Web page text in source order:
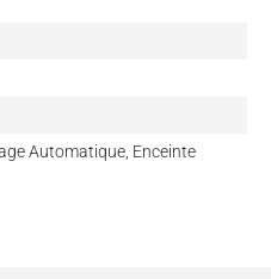
Automatique, Enceinte